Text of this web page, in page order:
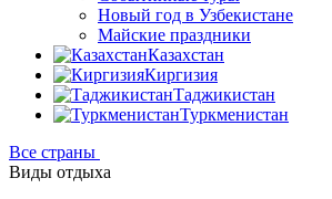
Новый год в Узбекистане
Майские праздники
Казахстан
Киргизия
Таджикистан
Туркменистан
Все страны
Виды отдыха